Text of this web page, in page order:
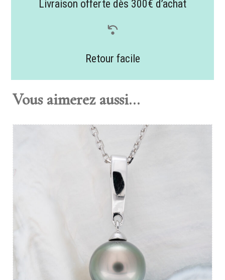
Livraison offerte dès 300€ d’achat
Retour facile
Vous aimerez aussi...